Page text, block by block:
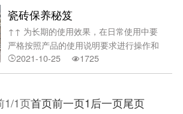
随机组合它的特点是选择几何尺寸大小不
同的多款地瓷砖按照一定的组合方式成组
地铺装。二、留缝铺装这是西班牙瓷砖的
最新铺装潮流，它
瓷砖保养秘笈
↑↑ 为长期的使用效果，在日常使用中要
严格按照产品的使用说明要求进行操作和
养护。1、抛光砖在铺好后未使用前，为
了避免其他施工项目损伤砖面，用编织袋
好;2、如需在铺好的砖面上使用打钉空压
2021-10-25 1725
1/1页首页前一页1后一页尾页